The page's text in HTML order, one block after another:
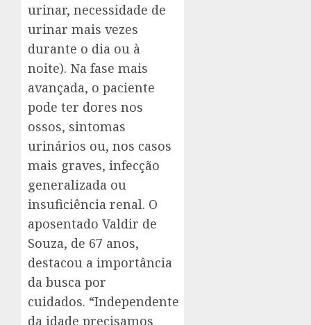
urinar, necessidade de
urinar mais vezes
durante o dia ou à
noite). Na fase mais
avançada, o paciente
pode ter dores nos
ossos, sintomas
urinários ou, nos casos
mais graves, infecção
generalizada ou
insuficiência renal. O
aposentado Valdir de
Souza, de 67 anos,
destacou a importância
da busca por
cuidados. “Independente
da idade precisamos